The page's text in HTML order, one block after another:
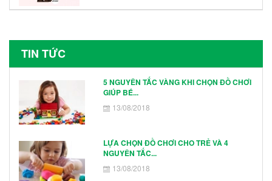
TIN TỨC
5 NGUYÊN TẮC VÀNG KHI CHỌN ĐỒ CHƠI
GIÚP BÉ...
13/08/2018
LỰA CHỌN ĐỒ CHƠI CHO TRẺ VÀ 4
NGUYÊN TẮC...
13/08/2018